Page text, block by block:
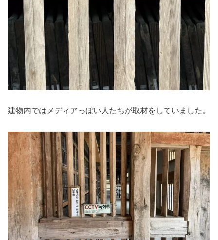
建物内ではメディアっぽい人たちが取材をしていました。